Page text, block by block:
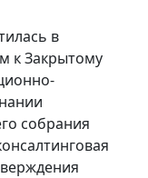
в
к Закрытому
собрания